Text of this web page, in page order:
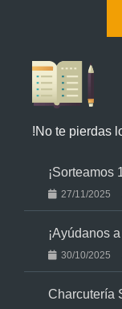
!No te pierdas
¡Sorteamos
27/11/2025
¡Ayúdanos
30/10/2025
Charcutería